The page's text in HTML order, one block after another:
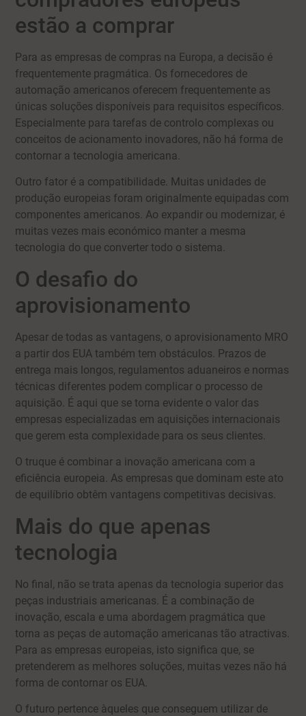
estão a comprar
Para as empresas de compras na Europa, a decisão é
frequentemente pragmática. Os fornecedores de
automação americanos oferecem frequentemente as
únicas soluções disponíveis para requisitos específicos.
Especialmente para tarefas de controlo complexas ou
conceitos de acionamento inovadores, não há forma de
contornar a tecnologia americana.
Outro fator é a compatibilidade. Muitas unidades de
produção europeias foram originalmente equipadas com
componentes americanos. Ao expandir ou modernizar, é
muitas vezes mais económico manter a mesma
tecnologia do que converter todo o sistema.
O desafio do
aprovisionamento
Apesar de todas as vantagens, o aprovisionamento MRO
a partir dos EUA também tem obstáculos. Prazos de
entrega mais longos, regulamentos aduaneiros e normas
técnicas diferentes podem complicar o processo de
aquisição. É aqui que se torna evidente o valor das
empresas especializadas em aquisições internacionais
que gerem esta complexidade para os seus clientes.
O truque é combinar a inovação americana com a
eficiência europeia. As empresas que dominam este ato
de equilíbrio obtêm vantagens competitivas decisivas.
Mais do que apenas
tecnologia
No final, não se trata apenas da tecnologia superior das
peças industriais americanas. É a combinação de
inovação, escala e uma abordagem pragmática que
torna as peças de automação americanas tão atractivas.
Para as empresas europeias, isto significa que, se
pretenderem as melhores soluções, muitas vezes não há
forma de contornar os EUA.
O futuro pertence àqueles que conseguem utilizar de